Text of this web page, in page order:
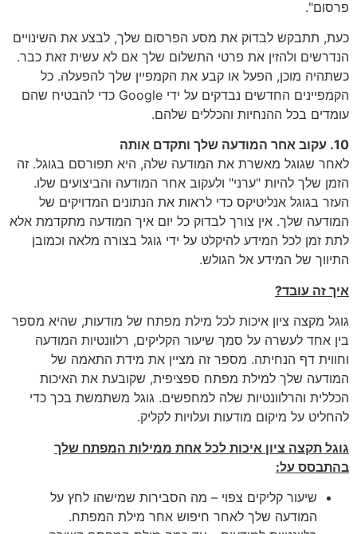
פרסום".
כעת, תתבקש לבדוק את מסע הפרסום שלך, לבצע את השינויים
הנדרשים ולהזין את פרטי התשלום שלך אם לא עשית זאת כבר.
כשתהיה מוכן, הפעל או קבע את הקמפיין שלך להפעלה. כל
הקמפיינים החדשים נבדקים על ידי Google כדי להבטיח שהם
עומדים בכל ההנחיות והכללים שלהם.
10. עקוב אחר המודעה שלך ותקדם אותה
לאחר שגוגל מאשרת את המודעה שלה, היא תפורסם בגוגל. זה
הזמן שלך להיות "ערני" ולעקוב אחר המודעה והביצועים שלו.
העזר בגוגל אנליטיקס כדי לראות את הנתונים המדויקים של
המודעה שלך. אין צורך לבדוק כל יום איך המודעה מתקדמת אלא
לתת זמן לכל המידע להיקלט על ידי גוגל בצורה מלאה וכמובן
התיווך של המידע אל הגולש.
איך זה עובד?
גוגל מקצה ציון איכות לכל מילת מפתח של מודעות, שהיא מספר
בין אחד לעשרה על סמך שיעור הקליקים, רלוונטיות המודעה
וחווית דף הנחיתה. מספר זה מציין את מידת התאמה של
המודעה שלך למילת מפתח ספציפית, שקובעת את האיכות
הכללית והרלוונטיות שלה למחפשים. גוגל משתמשת בכך כדי
להחליט על מיקום מודעות ועלויות לקליק.
גוגל תקצה ציון איכות לכל אחת ממילות המפתח שלך
בהתבסס על:
שיעור קליקים צפוי – מה הסבירות שמישהו לחץ על
המודעה שלך לאחר חיפוש אחר מילת המפתח.